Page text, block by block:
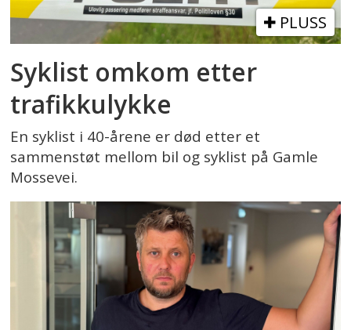
PLUSS
Syklist omkom etter
trafikkulykke
En syklist i 40-årene er død etter et
sammenstøt mellom bil og syklist på Gamle
Mossevei.